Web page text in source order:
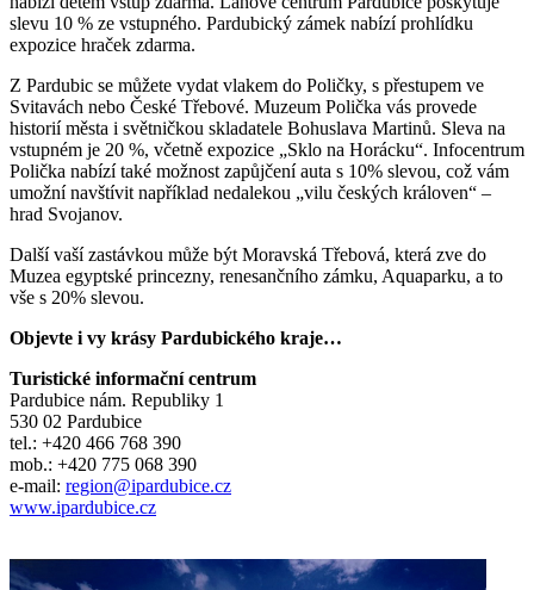
slevu 10 % ze vstupného. Pardubický zámek nabízí prohlídku
expozice hraček zdarma.
Z Pardubic se můžete vydat vlakem do Poličky, s přestupem ve
Svitavách nebo České Třebové. Muzeum Polička vás provede
historií města i světničkou skladatele Bohuslava Martinů. Sleva na
vstupném je 20 %, včetně expozice „Sklo na Horácku“. Infocentrum
Polička nabízí také možnost zapůjčení auta s 10% slevou, což vám
umožní navštívit například nedalekou „vilu českých královen“ –
hrad Svojanov.
Další vaší zastávkou může být Moravská Třebová, která zve do
Muzea egyptské princezny, renesančního zámku, Aquaparku, a to
vše s 20% slevou.
Objevte i vy krásy Pardubického kraje…
Turistické informační centrum
Pardubice nám. Republiky 1
530 02 Pardubice
tel.: +420 466 768 390
mob.: +420 775 068 390
e-mail: region@ipardubice.cz
www.ipardubice.cz